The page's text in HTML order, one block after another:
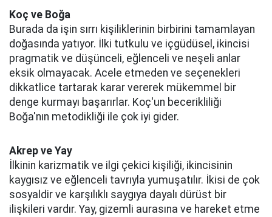
Koç ve Boğa
Burada da işin sırrı kişiliklerinin birbirini tamamlayan
doğasında yatıyor. İlki tutkulu ve içgüdüsel, ikincisi
pragmatik ve düşünceli, eğlenceli ve neşeli anlar
eksik olmayacak. Acele etmeden ve seçenekleri
dikkatlice tartarak karar vererek mükemmel bir
denge kurmayı başarırlar. Koç'un becerikliliği
Boğa'nın metodikliği ile çok iyi gider.
Akrep ve Yay
İlkinin karizmatik ve ilgi çekici kişiliği, ikincisinin
kaygısız ve eğlenceli tavrıyla yumuşatılır. İkisi de çok
sosyaldir ve karşılıklı saygıya dayalı dürüst bir
ilişkileri vardır. Yay, gizemli aurasına ve hareket etme